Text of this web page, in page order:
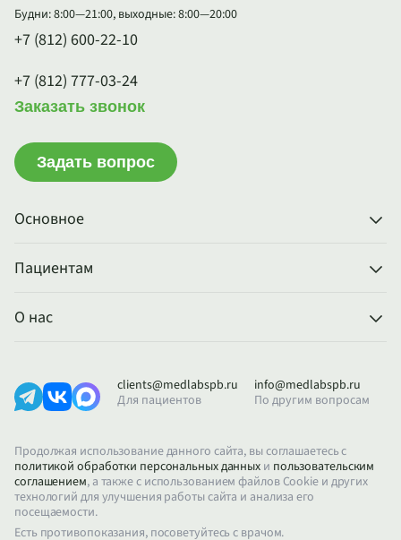
Основное
Пациентам
О нас
Будни: 8:00—21:00, выходные: 8:00—20:00
+7 (812) 600-22-10
+7 (812) 777-03-24
Заказать звонок
Задать вопрос
Продолжая использование данного сайта, вы соглашаетесь с
политикой обработки персональных данных и пользовательским
соглашением, а также с использованием файлов Cookie и других
технологий для улучшения работы сайта и анализа его
посещаемости.
Есть противопоказания, посоветуйтесь с врачом.
clients@medlabspb.ru
Для пациентов
info@medlabspb.ru
По другим вопросам